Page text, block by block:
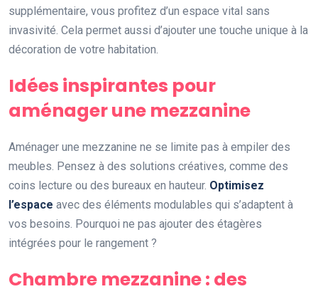
supplémentaire, vous profitez d’un espace vital sans
invasivité. Cela permet aussi d’ajouter une touche unique à la
décoration de votre habitation.
Idées inspirantes pour
aménager une mezzanine
Aménager une mezzanine ne se limite pas à empiler des
meubles. Pensez à des solutions créatives, comme des
coins lecture ou des bureaux en hauteur. Optimisez
l’espace avec des éléments modulables qui s’adaptent à
vos besoins. Pourquoi ne pas ajouter des étagères
intégrées pour le rangement ?
Chambre mezzanine : des